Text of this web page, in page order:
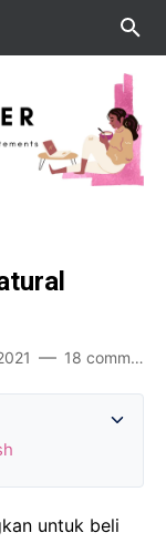
18 comments
untuk beli